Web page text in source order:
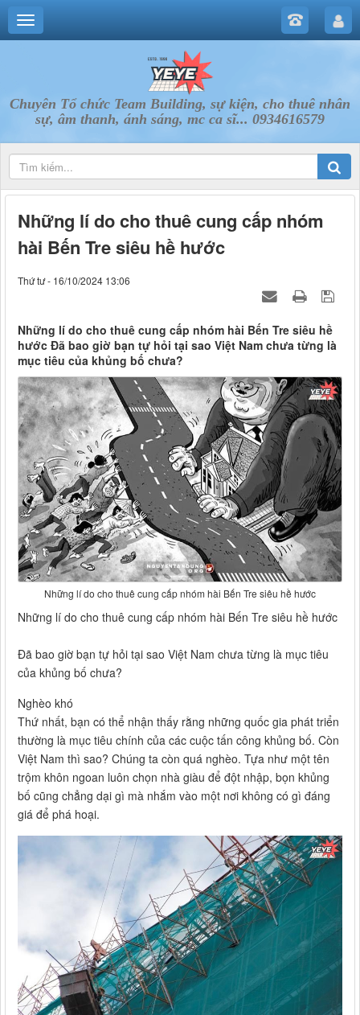
Chuyên Tổ chức Team Building, sự kiện, cho thuê nhân
sự, âm thanh, ánh sáng, mc ca sĩ... 0934616579
Những lí do cho thuê cung cấp nhóm
hài Bến Tre siêu hề hước
Thứ tư - 16/10/2024 13:06
Những lí do cho thuê cung cấp nhóm hài Bến Tre siêu hề
hước Đã bao giờ bạn tự hỏi tại sao Việt Nam chưa từng là
mục tiêu của khủng bố chưa?
Những lí do cho thuê cung cấp nhóm hài Bến Tre siêu hề hước
Những lí do cho thuê cung cấp nhóm hài Bến Tre siêu hề hước
Đã bao giờ bạn tự hỏi tại sao Việt Nam chưa từng là mục tiêu
của khủng bố chưa?
Nghèo khó
Thứ nhất, bạn có thể nhận thấy rằng những quốc gia phát triển
thường là mục tiêu chính của các cuộc tấn công khủng bố. Còn
Việt Nam thì sao? Chúng ta còn quá nghèo. Tựa như một tên
trộm khôn ngoan luôn chọn nhà giàu để đột nhập, bọn khủng
bố cũng chẳng dại gì mà nhắm vào một nơi không có gì đáng
giá để phá hoại.